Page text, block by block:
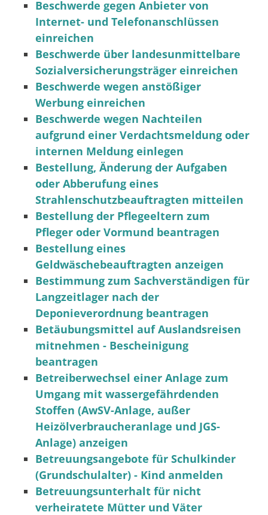
Beschwerde gegen Anbieter von
Internet- und Telefonanschlüssen
einreichen
Beschwerde über landesunmittelbare
Sozialversicherungsträger einreichen
Beschwerde wegen anstößiger
Werbung einreichen
Beschwerde wegen Nachteilen
aufgrund einer Verdachtsmeldung oder
internen Meldung einlegen
Bestellung, Änderung der Aufgaben
oder Abberufung eines
Strahlenschutzbeauftragten mitteilen
Bestellung der Pflegeeltern zum
Pfleger oder Vormund beantragen
Bestellung eines
Geldwäschebeauftragten anzeigen
Bestimmung zum Sachverständigen für
Langzeitlager nach der
Deponieverordnung beantragen
Betäubungsmittel auf Auslandsreisen
mitnehmen - Bescheinigung
beantragen
Betreiberwechsel einer Anlage zum
Umgang mit wassergefährdenden
Stoffen (AwSV-Anlage, außer
Heizölverbraucheranlage und JGS-
Anlage) anzeigen
Betreuungsangebote für Schulkinder
(Grundschulalter) - Kind anmelden
Betreuungsunterhalt für nicht
verheiratete Mütter und Väter